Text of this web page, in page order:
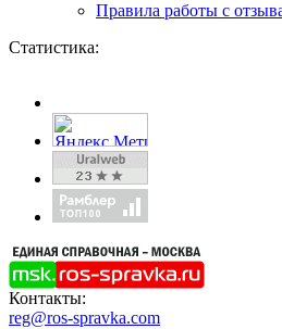
Правила работы с
Статистика:
Контакты:
reg@ros-spravka.com